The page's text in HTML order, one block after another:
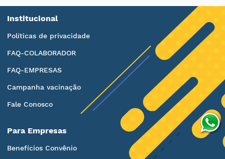
Institucional
Políticas de privacidade
FAQ-COLABORADOR
FAQ-EMPRESAS
Campanha vacinação
Fale Conosco
Para Empresas
Benefícios Convênio